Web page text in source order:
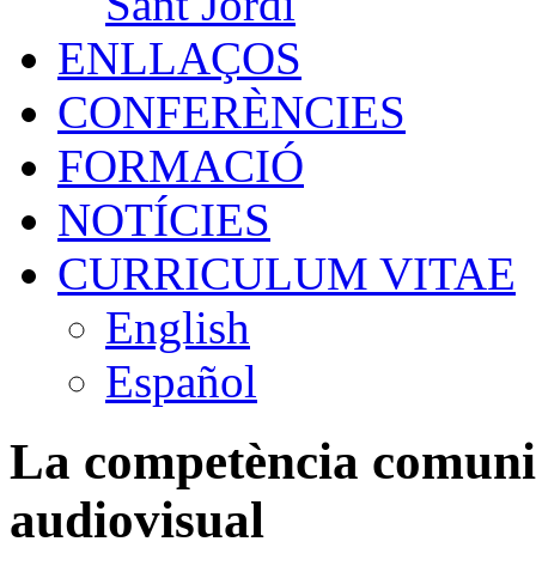
ENLLAÇOS
CONFERÈNCIES
FORMACIÓ
NOTÍCIES
CURRICULUM VITAE
English
Español
La competència
audiovisual